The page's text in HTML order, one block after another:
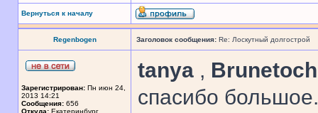
Вернуться к началу
Regenbogen Заголовок сообщения: Re: Лоскутный долгострой
Зарегистрирован: Пн июн 24,
2013 14:21
Сообщения: 656
Откуда: Екатеринбург
tanya ,
спасибо